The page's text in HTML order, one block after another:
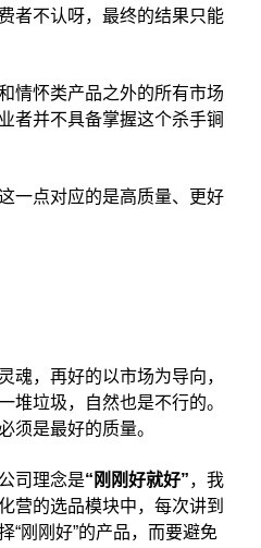
者不认呀，最终的结果只能
情怀类产品之外的所有市场
者并不具备掌握这个杀手锏
一点对应的是高质量、更好
魂，再好的以市场为导向，
堆垃圾，自然也是不行的。
须是最好的质量。
司理念是“刚刚好就好”，我
营的选品模块中，每次讲到
“刚刚好”的产品，而要避免